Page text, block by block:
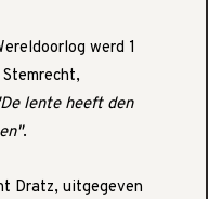
werd 1
lente heeft den
.
Dratz, uitgegeven